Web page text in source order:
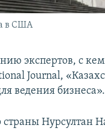
в США
экспертов, с кем
Journal,
ведения бизнеса».
Нурсултан